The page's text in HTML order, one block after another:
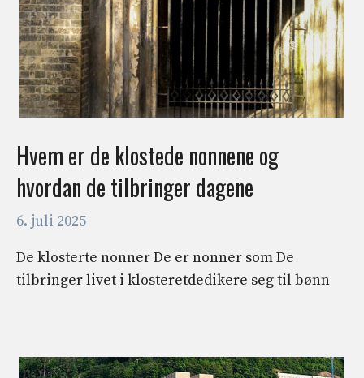
Hvem er de klostede nonnene og
hvordan de tilbringer dagene
6. juli 2025
De klosterte nonner De er nonner som De
tilbringer livet i klosteretdedikere seg til bønn